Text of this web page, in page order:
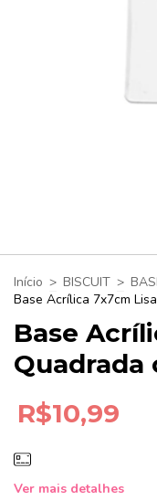
Início > BISCUIT >
Base Acrílica 7x7cm
Base
Quadrada
R$10,99
Ver mais detalhes